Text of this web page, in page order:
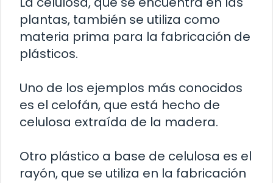
plantas, también se utiliza como
materia prima para la fabricación de
plásticos.
Uno de los ejemplos más conocidos
es el celofán, que está hecho de
celulosa extraída de la madera.
Otro plástico a base de celulosa es el
rayón, que se utiliza en la fabricación